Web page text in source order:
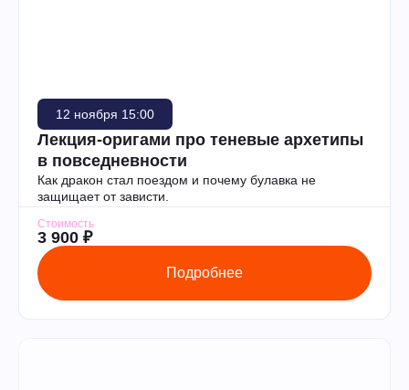
12 ноября 15:00
Лекция-оригами про теневые архетипы
в повседневности
Как дракон стал поездом и почему булавка не
защищает от зависти.
Стоимость
3 900 ₽
Подробнее